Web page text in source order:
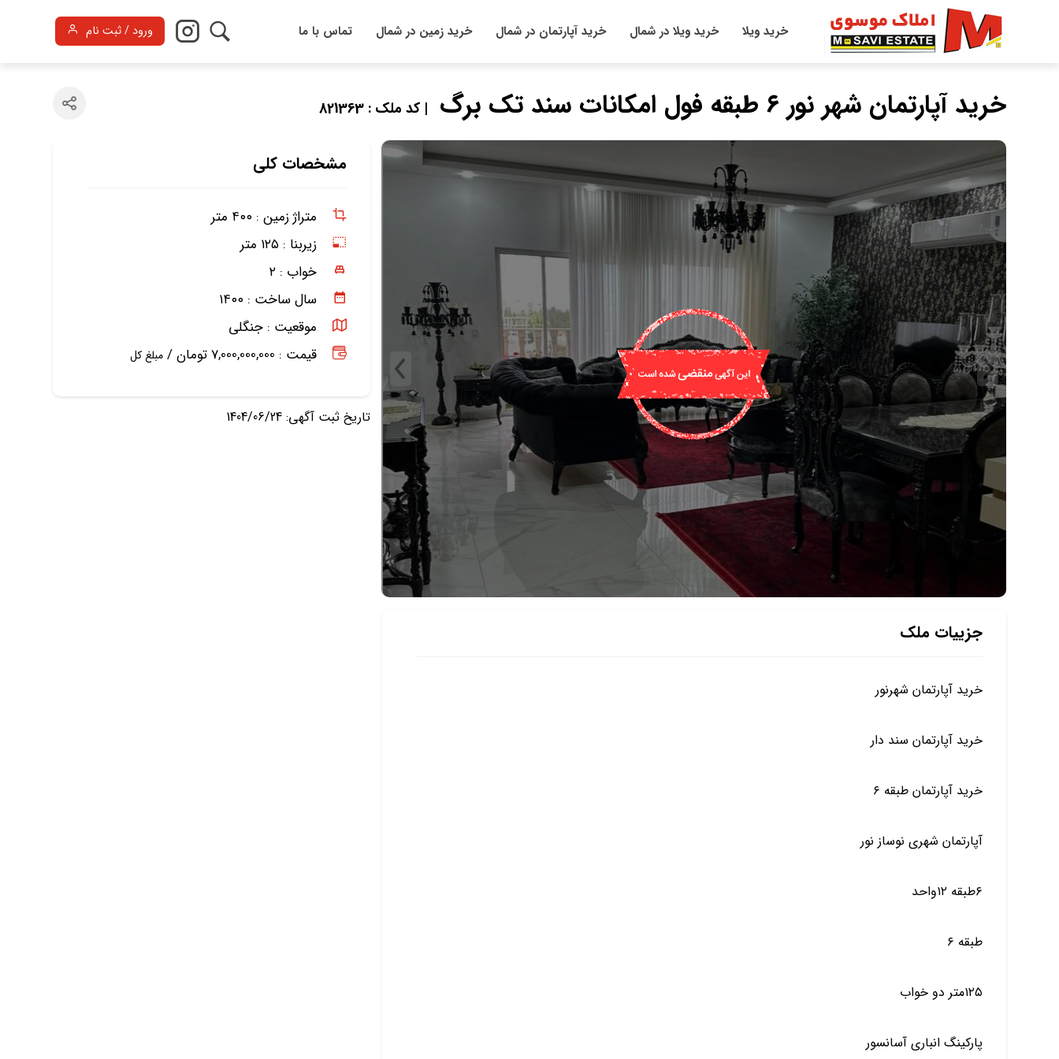
خرید ویلا خرید ویلا در شمال خرید آپارتمان در شمال خرید زمین در شمال تماس با ما ورود / ثبت نام
خرید آپارتمان شهر نور ۶ طبقه فول امکانات سند تک برگ | کد ملک : 821363
مشخصات کلی
متراژ زمین : ۴۰۰ متر
زیربنا : ۱۲۵ متر
خواب : ۲
سال ساخت : ۱۴۰۰
موقعیت : جنگلی
قیمت : 7,000,000,000 تومان /
مبلغ کل
تاریخ ثبت آگهی: 1404/06/24
جزییات ملک
خرید آپارتمان شهرنور
خرید آپارتمان سند دار
خرید آپارتمان طبقه ۶
آپارتمان شهری نوساز نور
۶طبقه ۱۲واحد
طبقه ۶
۱۲۵متر دو خواب
پارکینگ انباری آسانسور